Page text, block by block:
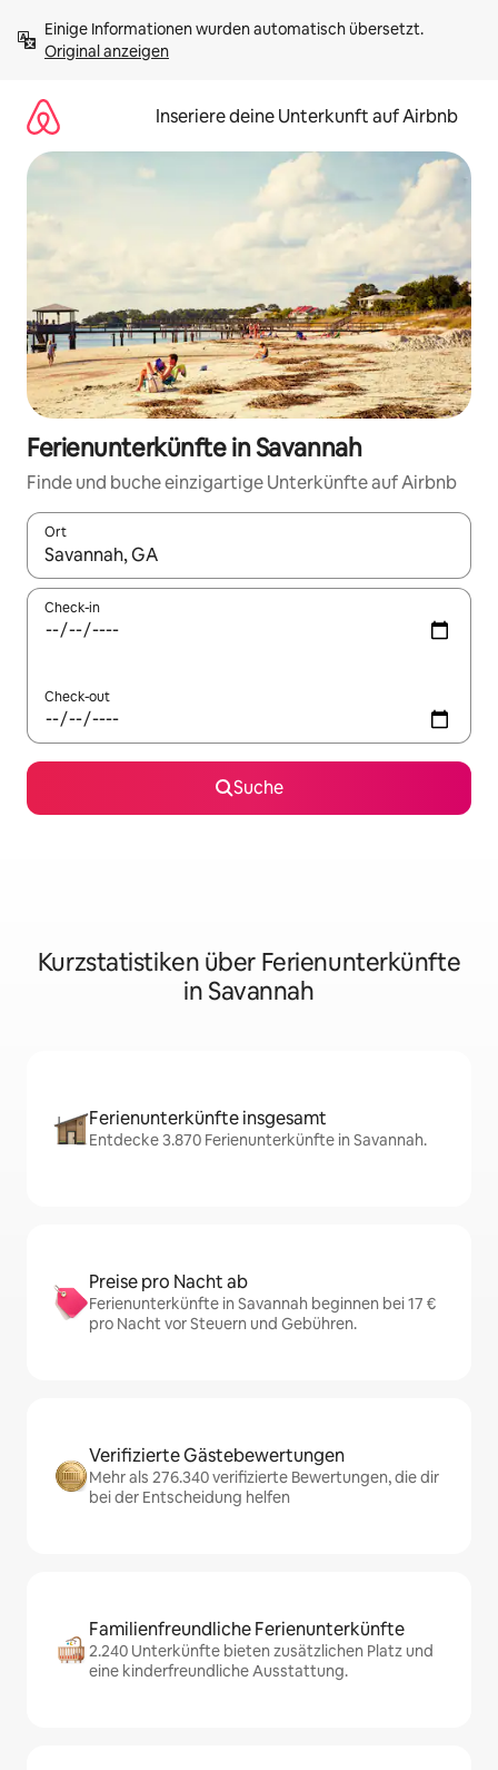
Inhalten
springenOriginal anzeigen
Inseriere deine Unterkunft auf Airbnb
Ferienunterkünfte in Savannah
Finde und buche einzigartige Unterkünfte auf Airbnb
Ort
Wenn Ergebnisse verfügbar sind, navigiere mit den
Check-in
Check-out
Suche
Kurzstatistiken über Ferienunterkünfte
in Savannah
Ferienunterkünfte insgesamt
Entdecke 3.870 Ferienunterkünfte in Savannah.
Preise pro Nacht ab
Ferienunterkünfte in Savannah beginnen bei 17 €
pro Nacht vor Steuern und Gebühren.
Verifizierte Gästebewertungen
Mehr als 276.340 verifizierte Bewertungen, die dir
bei der Entscheidung helfen
Familienfreundliche Ferienunterkünfte
2.240 Unterkünfte bieten zusätzlichen Platz und
eine kinderfreundliche Ausstattung.